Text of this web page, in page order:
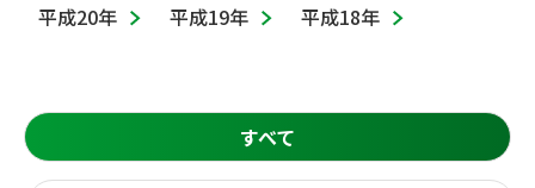
平成20年
平成19年 平成18年
すべて